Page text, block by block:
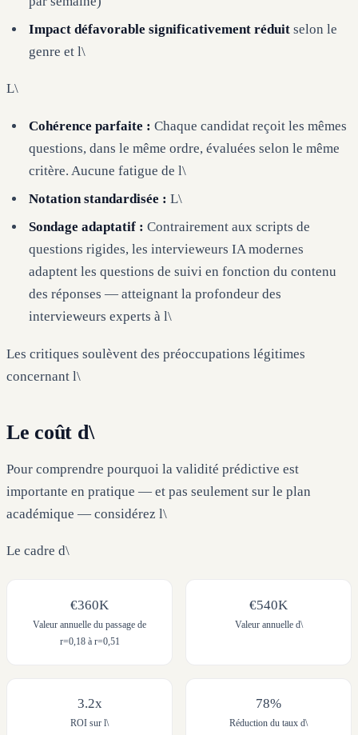
Impact défavorable significativement réduit selon le
genre et l\
L\
Cohérence parfaite : Chaque candidat reçoit les mêmes
questions, dans le même ordre, évaluées selon le même
critère. Aucune fatigue de l\
Notation standardisée : L\
Sondage adaptatif : Contrairement aux scripts de
questions rigides, les intervieweurs IA modernes
adaptent les questions de suivi en fonction du contenu
des réponses — atteignant la profondeur des
intervieweurs experts à l\
Les critiques soulèvent des préoccupations légitimes
concernant l\
Le coût d\
Pour comprendre pourquoi la validité prédictive est
importante en pratique — et pas seulement sur le plan
académique — considérez l\
Le cadre d\
€360K
Valeur annuelle du passage de
r=0,18 à r=0,51
€540K
Valeur annuelle d\
3.2x
ROI sur l\
78%
Réduction du taux d\